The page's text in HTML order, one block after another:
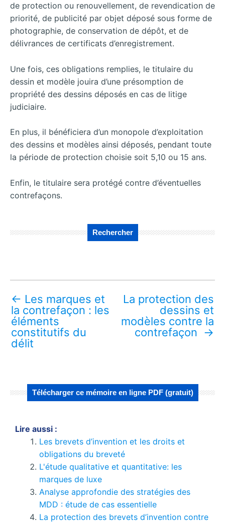
de protection ou renouvellement, de revendication de
priorité, de publicité par objet déposé sous forme de
photographie, de conservation de dépôt, et de
délivrances de certificats d’enregistrement.
Une fois, ces obligations remplies, le titulaire du
dessin et modèle jouira d’une présomption de
propriété des dessins déposés en cas de litige
judiciaire.
En plus, il bénéficiera d’un monopole d’exploitation
des dessins et modèles ainsi déposés, pendant toute
la période de protection choisie soit 5,10 ou 15 ans.
Enfin, le titulaire sera protégé contre d’éventuelles
contrefaçons.
Rechercher
← Les marques et
la contrefaçon : les
éléments
constitutifs du
délit
La protection des
dessins et
modèles contre la
contrefaçon →
Télécharger ce mémoire en ligne PDF (gratuit)
Lire aussi :
Les brevets d’invention et les droits et
obligations du breveté
L'étude qualitative et quantitative: les
marques de luxe
Analyse approfondie des stratégies des
MDD : étude de cas essentielle
La protection des brevets d’invention contre